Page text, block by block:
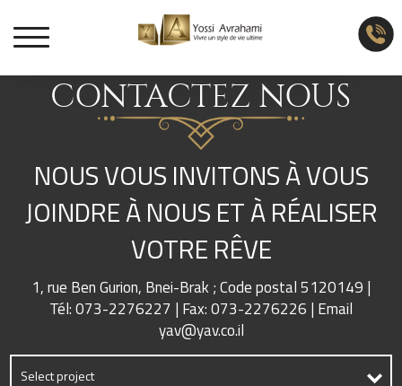
CONTACTEZ NOUS
NOUS VOUS INVITONS À VOUS
JOINDRE À NOUS ET À RÉALISER
VOTRE RÊVE
1, rue Ben Gurion, Bnei-Brak ; Code postal 5120149 |
Tél:073-2276227 | Fax: 073-2276226 | Email
yav@yav.co.il
Select project